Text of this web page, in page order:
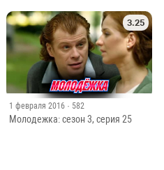
3.25
1 февраля 2016 · 582
Молодежка: сезон 3, серия 25